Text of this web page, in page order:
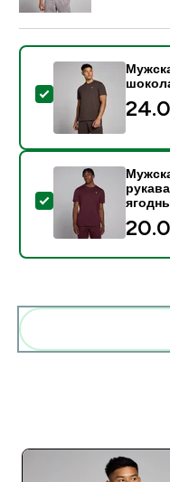
- Мужская
- Мужская